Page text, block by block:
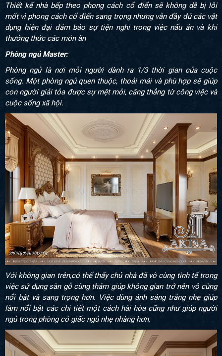
Thiết kế nhà bếp theo phong cách cổ điển sẽ không dễ bị lỗi
mốt vì phong cách cổ điển sang trọng nhưng vẫn đầy đủ các vật
dụng hiện đại đảm bảo sự tiện nghi trong việc nấu ăn và khi
thưởng thức các món ăn
Phòng ngủ Master:
Phòng ngủ là nơi mỗi người dành ra 1/3 thời gian của cuộc
sống. Một phòng ngủ quen thuộc, thoải mái và phù hợp sẽ giúp
con người giải tỏa được sự mệt mỏi, căng thẳng từ công việc và
cuộc sống xã hội.
Với không gian trên,có thể thấy chủ nhà đã vô cùng tinh tế trong
việc sử dụng sàn gỗ cùng thảm giúp không gian trở nên vô cùng
nổi bật và sang trọng hơn. Việc dùng ánh sáng trắng nhẹ giúp
làm nổi bật các chi tiết một cách hài hòa cũng như giúp người
ngủ trong phòng có giấc ngủ nhẹ nhàng hơn.